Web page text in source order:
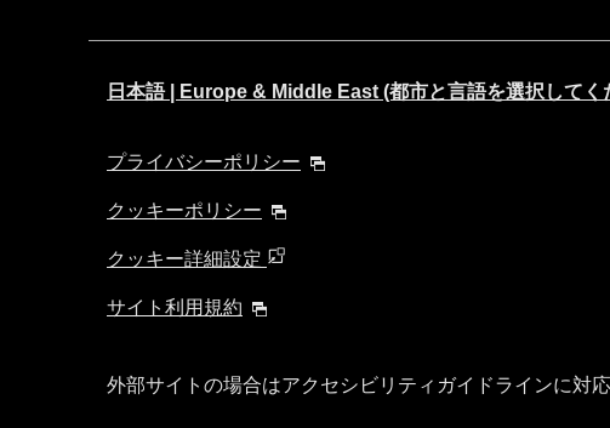
日本語 | Europe & Middle East (都市と言語を選択してく
プライバシーポリシー
クッキーポリシー
クッキー詳細設定
サイト利用規約
外部サイトの場合はアクセシビリティガイドラインに対